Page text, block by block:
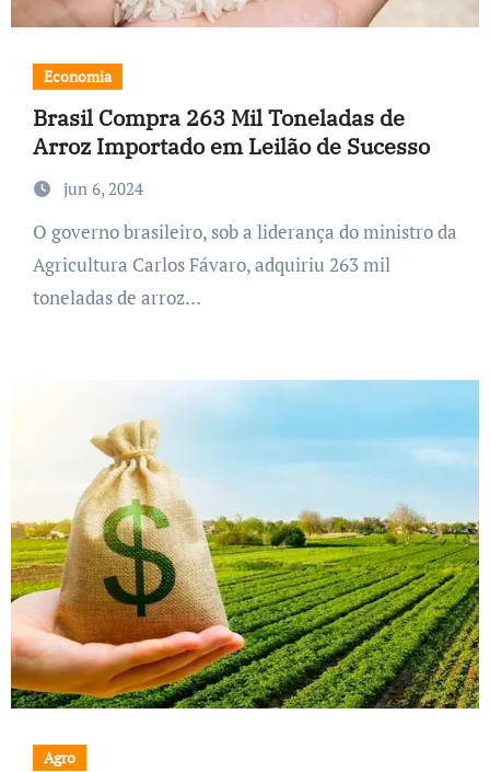
Economia
Brasil Compra 263 Mil Toneladas de
Arroz Importado em Leilão de Sucesso
jun 6, 2024
O governo brasileiro, sob a liderança do ministro da
Agricultura Carlos Fávaro, adquiriu 263 mil
toneladas de arroz…
Agro